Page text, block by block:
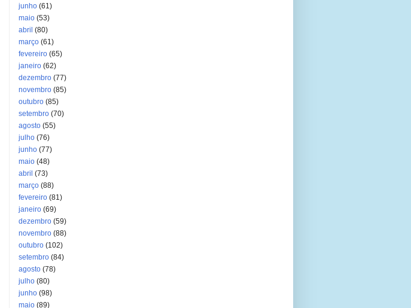
junho (61)
maio (53)
abril (80)
março (61)
fevereiro (65)
janeiro (62)
dezembro (77)
novembro (85)
outubro (85)
setembro (70)
agosto (55)
julho (76)
junho (77)
maio (48)
abril (73)
março (88)
fevereiro (81)
janeiro (69)
dezembro (59)
novembro (88)
outubro (102)
setembro (84)
agosto (78)
julho (80)
junho (98)
maio (89)